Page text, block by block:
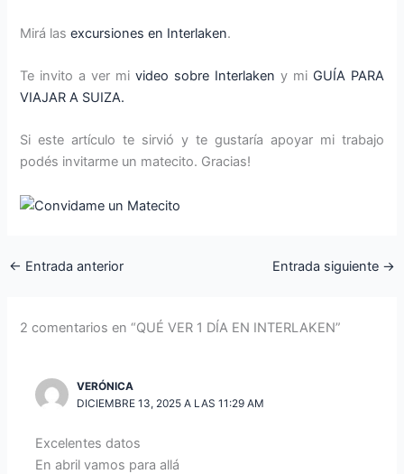
Mirá lasexcursiones en Interlaken.
Te invito a ver mivideo sobre Interlaken y mi GUÍA PARA
VIAJAR A SUIZA.
Si este artículo te sirvió y te gustaría apoyar mi trabajo
podés invitarme un matecito. Gracias!
← Entrada anterior Entrada siguiente →
2 comentarios en “QUÉ VER 1 DÍA EN INTERLAKEN”
VERÓNICA
DICIEMBRE 13, 2025 A LAS 11:29 AM
Excelentes datos
En abril vamos para allá